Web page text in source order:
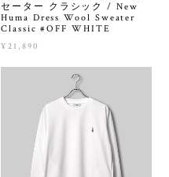
セーター クラシック / New
Huma Dress Wool Sweater
Classic #OFF WHITE
¥21,890